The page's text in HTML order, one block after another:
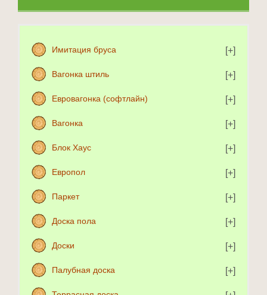
Имитация бруса
Вагонка штиль
Евровагонка (софтлайн)
Вагонка
Блок Хаус
Европол
Паркет
Доска пола
Доски
Палубная доска